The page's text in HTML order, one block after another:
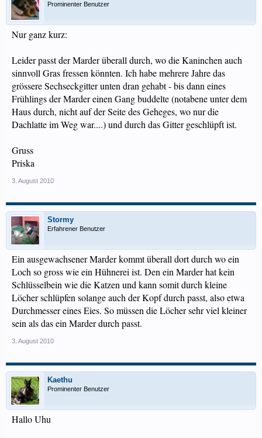
Prominenter Benutzer
Nur ganz kurz:
Leider passt der Marder überall durch, wo die Kaninchen auch
sinnvoll Gras fressen könnten. Ich habe mehrere Jahre das
grössere Sechseckgitter unten dran gehabt - bis dann eines
Frühlings der Marder einen Gang buddelte (notabene unter dem
Haus durch, nicht auf der Seite des Geheges, wo nur die
Dachlatte im Weg war....) und durch das Gitter geschlüpft ist.
Gruss
Priska
3. August 2010
Stormy
Erfahrener Benutzer
Ein ausgewachsener Marder kommt überall dort durch wo ein
Loch so gross wie ein Hühnerei ist. Den ein Marder hat kein
Schlüsselbein wie die Katzen und kann somit durch kleine
Löcher schlüpfen solange auch der Kopf durch passt, also etwa
Durchmesser eines Eies. So müssen die Löcher sehr viel kleiner
sein als das ein Marder durch passt.
3. August 2010
Kaethu
Prominenter Benutzer
Hallo Uhu